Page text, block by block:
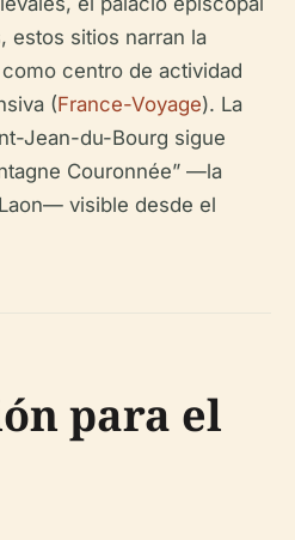
estos sitios narran la
centro de actividad
(France-Voyage). La
Jean-du-Bourg sigue
Couronnée” —la
visible desde el
para el